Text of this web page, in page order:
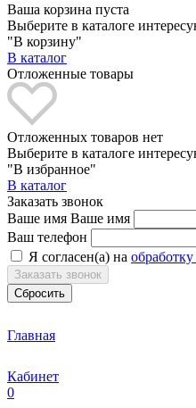
Ваша корзина пуста
Выберите в каталоге
"В корзину"
В каталог
Отложенные товары
Отложенных товаров нет
Выберите в каталоге
"В избранное"
В каталог
Заказать звонок
Ваше имя Ваше имя
Ваш телефон
Я согласен(а) на
Заказать звонок
Главная
Кабинет
0